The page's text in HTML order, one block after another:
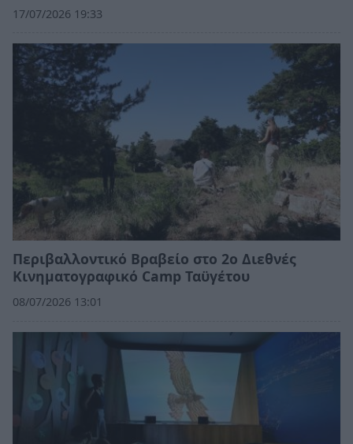
17/07/2026 19:33
Περιβαλλοντικό Βραβείο στο 2ο Διεθνές
Κινηματογραφικό Camp Ταϋγέτου
08/07/2026 13:01